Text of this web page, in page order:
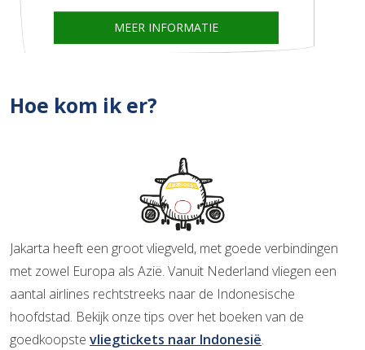
MEER INFORMATIE
Hoe kom ik er?
Jakarta heeft een groot vliegveld, met goede verbindingen
met zowel Europa als Azië. Vanuit Nederland vliegen een
aantal airlines rechtstreeks naar de Indonesische
hoofdstad. Bekijk onze tips over het boeken van de
goedkoopste vliegtickets naar Indonesië.